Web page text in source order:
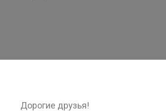
Дорогие друзья!